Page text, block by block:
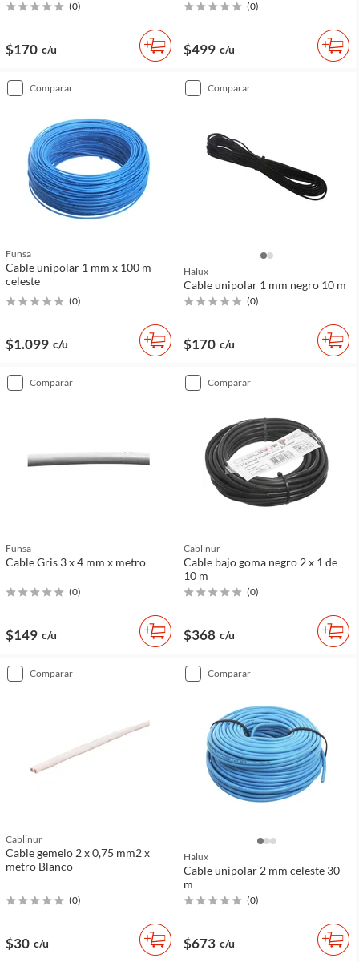
(0)
$170 c/u
(0)
$499 c/u
comparar
Funsa
Cable unipolar 1 mm x 100 m
celeste
(0)
$1.099 c/u
comparar
Halux
Cable unipolar 1 mm negro 10 m
(0)
$170 c/u
comparar
Funsa
Cable Gris 3 x 4 mm x metro
(0)
$149 c/u
comparar
Cablinur
Cable bajo goma negro 2 x 1 de
10 m
(0)
$368 c/u
comparar
Cablinur
Cable gemelo 2 x 0,75 mm2 x
metro Blanco
(0)
$30 c/u
comparar
Halux
Cable unipolar 2 mm celeste 30
m
(0)
$673 c/u